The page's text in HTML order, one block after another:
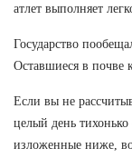
атлет выполняет
Государство
Оставшиеся в почве
Если вы не
целый день тихонько
изложенные ниже,